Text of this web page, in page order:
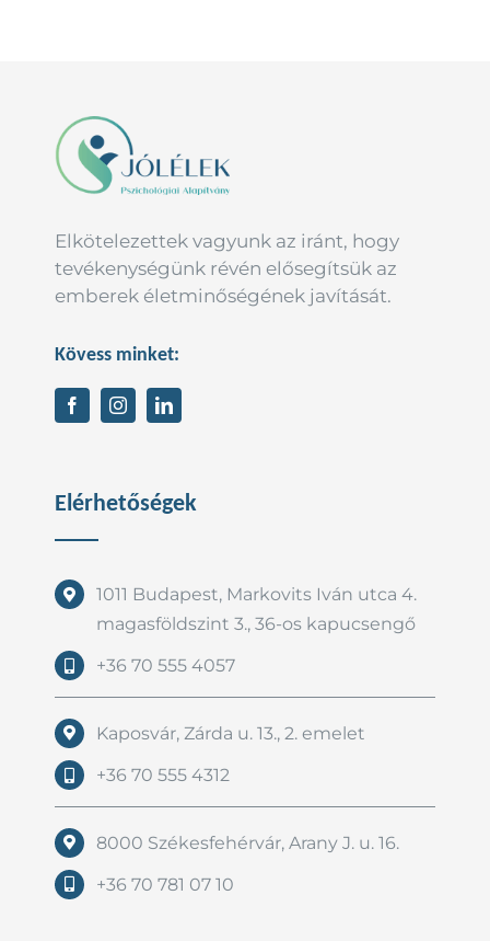
Elkötelezettek vagyunk az iránt, hogy
tevékenységünk révén elősegítsük az
emberek életminőségének javítását.
Kövess minket:
Elérhetőségek
1011 Budapest, Markovits Iván utca 4.
magasföldszint 3., 36-os kapucsengő
+36 70 555 4057
Kaposvár, Zárda u. 13., 2. emelet
+36 70 555 4312
8000 Székesfehérvár, Arany J. u. 16.
+36 70 781 07 10